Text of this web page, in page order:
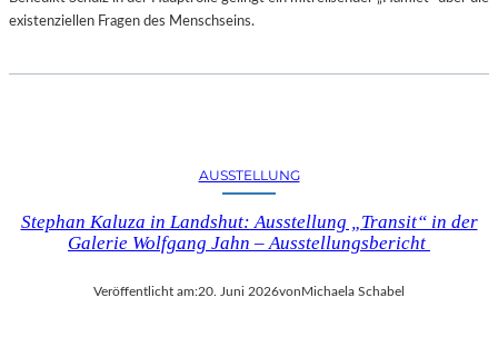
existenziellen Fragen des Menschseins.
AUSSTELLUNG
Stephan Kaluza in Landshut: Ausstellung „Transit“ in der
Galerie Wolfgang Jahn – Ausstellungsbericht
Veröffentlicht am:20. Juni 2026vonMichaela Schabel